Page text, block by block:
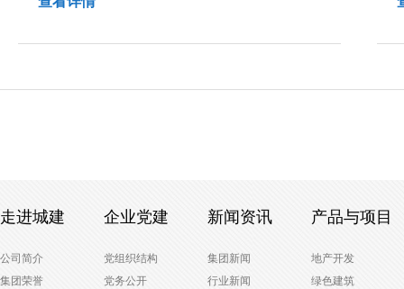
走进城建
公司简介
集团荣誉
企业党建
党组织结构
党务公开
新闻资讯
集团新闻
行业新闻
产品与项目
地产开发
绿色建筑